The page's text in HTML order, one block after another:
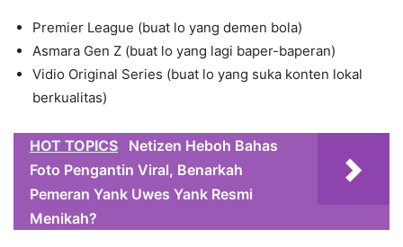
Premier League (buat lo yang demen bola)
Asmara Gen Z (buat lo yang lagi baper-baperan)
Vidio Original Series (buat lo yang suka konten lokal
berkualitas)
HOT TOPICS
Netizen Heboh Bahas
Foto Pengantin Viral, Benarkah
Pemeran Yank Uwes Yank Resmi
Menikah?